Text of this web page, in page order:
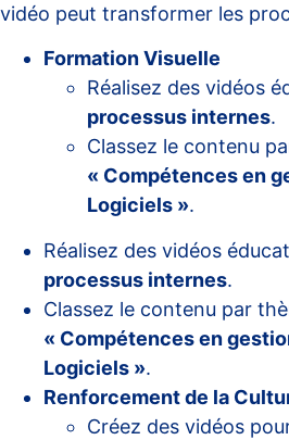
vidéo peut transformer les
Formation Visuelle
Réalisez des vidéos
processus internes.
Classez le contenu
« Compétences en
Logiciels ».
Réalisez des vidéos
processus internes.
Classez le contenu par
« Compétences en
Logiciels ».
Renforcement de la
Créez des vidéos